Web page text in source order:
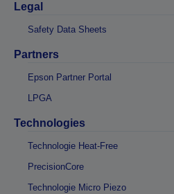
Legal
Safety Data Sheets
Partners
Epson Partner Portal
LPGA
Technologies
Technologie Heat-Free
PrecisionCore
Technologie Micro Piezo